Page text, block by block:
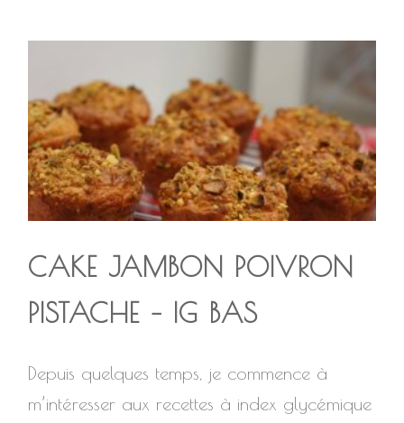
CAKE JAMBON POIVRON
PISTACHE – IG BAS
Depuis quelques temps, je commence à
m’intéresser aux recettes à index glycémique